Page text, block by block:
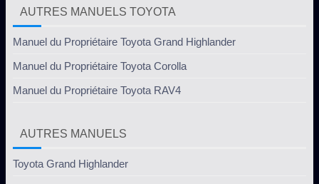
AUTRES MANUELS TOYOTA
Manuel du Propriétaire Toyota Grand Highlander
Manuel du Propriétaire Toyota Corolla
Manuel du Propriétaire Toyota RAV4
AUTRES MANUELS
Toyota Grand Highlander